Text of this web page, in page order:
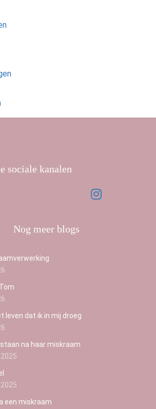
sociale kanalen
Nog meer blogs
leven dat ik in mij droeg
na haar miskraam
een miskraam